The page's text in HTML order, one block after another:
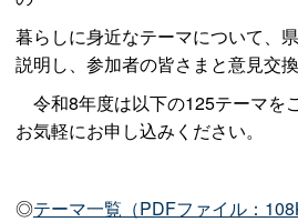
暮らしに身近なテーマについて、
説明し、参加者の皆さまと意見交換
令和8年度は以下の125テーマを
お気軽にお申し込みください。
◎テーマ一覧（PDFファイル：